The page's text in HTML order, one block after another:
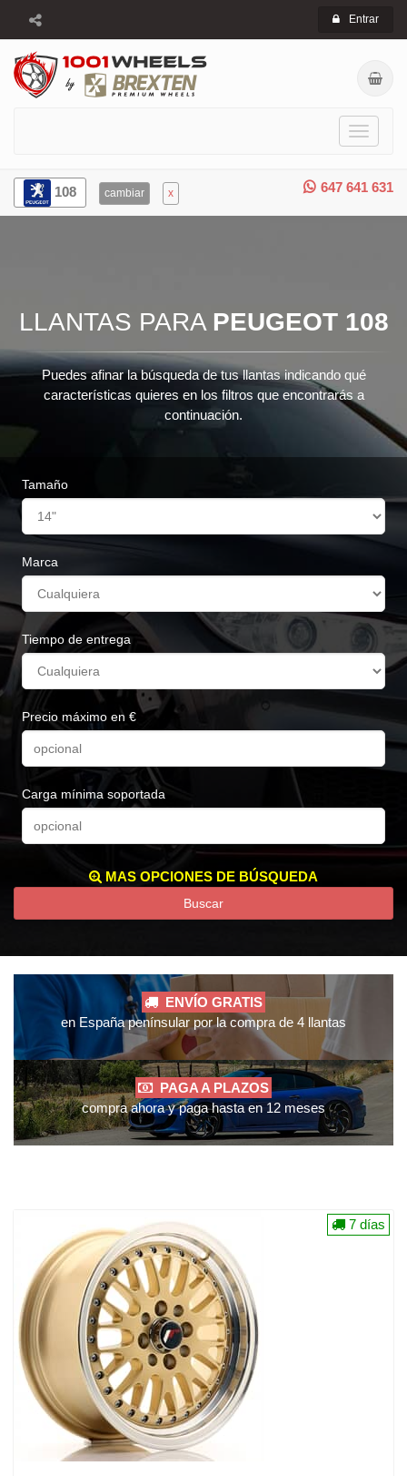
Entrar
Toggle
647 641 631
108 cambiar x
LLANTAS PARA PEUGEOT 108
Puedes afinar la búsqueda de tus llantas indicando qué
características quieres en los filtros que encontrarás a
continuación.
Tamaño
Marca
Tiempo de entrega
Precio máximo en €
Carga mínima soportada
MAS OPCIONES DE BÚSQUEDA
Buscar
ENVÍO GRATIS
en España penínsular por la compra de 4 llantas
PAGA A PLAZOS
compra ahora y paga hasta en 12 meses
7 días